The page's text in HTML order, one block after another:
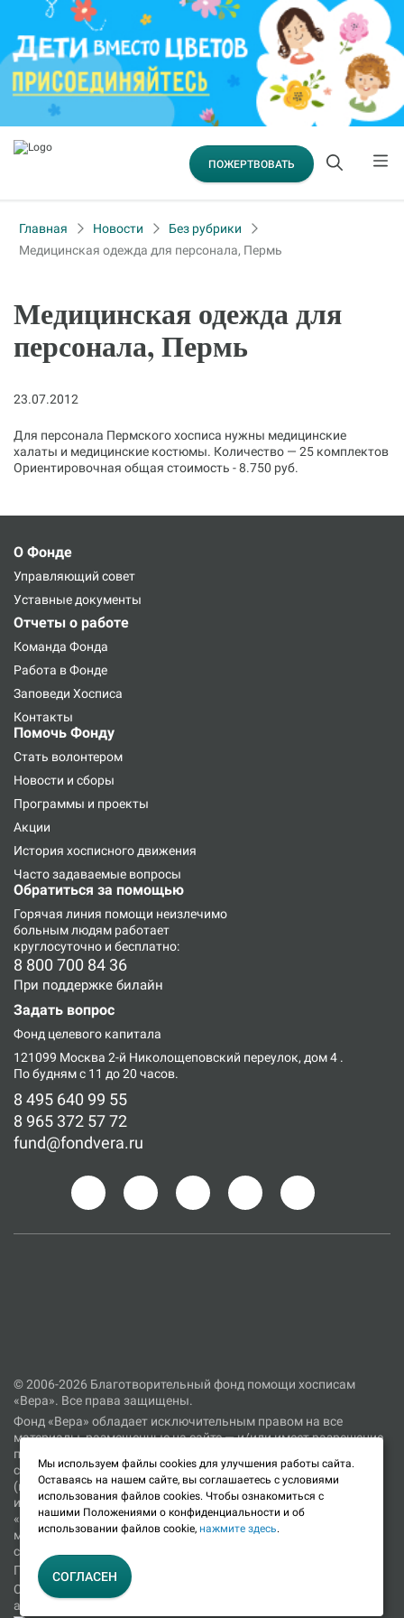
ПОЖЕРТВОВАТЬ
Главная Новости
Без рубрики
Медицинская одежда для персонала, Пермь
Медицинская одежда для
персонала, Пермь
23.07.2012
Для персонала Пермского хосписа нужны медицинские
халаты и медицинские костюмы. Количество — 25 комплектов
Ориентировочная общая стоимость - 8.750 руб.
О Фонде
Управляющий совет
Уставные документы
Отчеты о работе
Команда Фонда
Работа в Фонде
Заповеди Хосписа
Контакты
Помочь Фонду
Стать волонтером
Новости и сборы
Программы и проекты
Акции
История хосписного движения
Часто задаваемые вопросы
Обратиться за помощью
Горячая линия помощи неизлечимо
больным людям работает
круглосуточно и бесплатно:
8 800 700 84 36
При поддержке билайн
Задать вопрос
Фонд целевого капитала
121099 Москва 2-й Николощеповский переулок, дом 4 .
По будням с 11 до 20 часов.
8 495 640 99 55
8 965 372 57 72
fund@fondvera.ru
© 2006-2026 Благотворительный фонд помощи хосписам
«Вера». Все права защищены.
Фонд «Вера» обладает исключительным правом на все
материалы, размещенные на сайте — и/или имеет разрешение
правообладателя на использование таких материалов на
сайте. Использование размещенных на сайте материалов
(включая тексты, фотографии, видеоматериалы, графические
изображения и прочее) не допускается без согласия фонда
«Вера» или иного правообладателя соответствующих
материалов. При цитировании материалов, размещенных на
сайте, ссылка на сайт является обязательной.
Политика в отношении обработки персональных данных
Согласие об использовании файлов cookie и сервиса веб-
аналитики «Яндекс.Метрика»
Мы используем файлы cookies для улучшения работы сайта.
Оставаясь на нашем сайте, вы соглашаетесь с условиями
использования файлов cookies. Чтобы ознакомиться с
нашими Положениями о конфиденциальности и об
использовании файлов cookie, нажмите здесь.
CОГЛАСЕН